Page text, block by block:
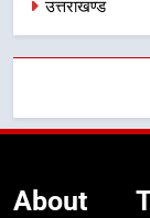
उत्तराखण्ड
About